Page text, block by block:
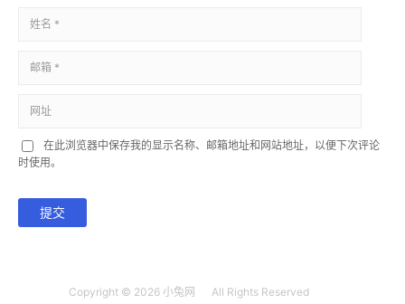
在此浏览器中保存我的显示名称、邮箱地址和网站地址，以便下次评论
时使用。
提交
Copyright © 2026 小兔网 All Rights Reserved